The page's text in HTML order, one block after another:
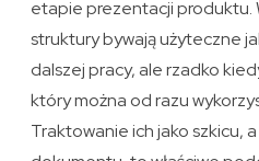
etapie prezentacji produktu.
struktury bywają użyteczne
dalszej pracy, ale rzadko
który można od razu
Traktowanie ich jako szkicu,